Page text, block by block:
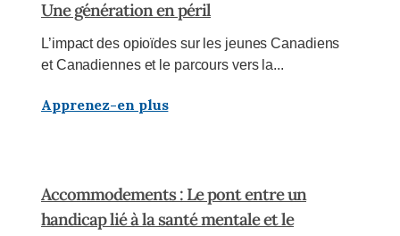
Une génération en péril
L’impact des opioïdes sur les jeunes Canadiens
et Canadiennes et le parcours vers la...
Apprenez-en plus
Accommodements : Le pont entre un
handicap lié à la santé mentale et le